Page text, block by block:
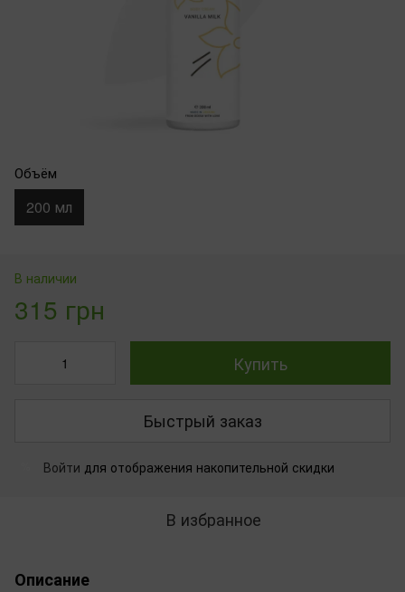
Объём
200 мл
В наличии
315 грн
Купить
Быстрый заказ
Войти для отображения накопительной скидки
В избранное
Описание